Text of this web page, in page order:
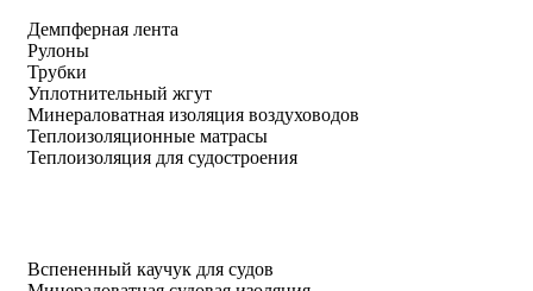
Демпферная лента
Рулоны
Трубки
Уплотнительный жгут
Минераловатная изоляция воздуховодов
Теплоизоляционные матрасы
Теплоизоляция для судостроения
Вспененный каучук для судов